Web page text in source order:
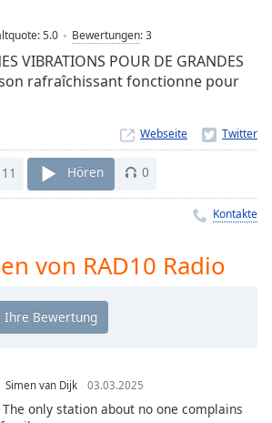
5.0 Bewertungen:3
VIBRATIONS POUR DE GRANDES
son rafraîchissant fonctionne pour
Webseite
11 Hören 0
Kontakte
von RAD10 Radio
Simen van Dijk 03.03.2025
only station about no one complains